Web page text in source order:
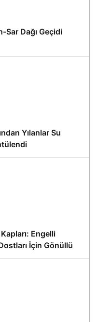
Dağı Geçidi
Yılanlar Su
Engelli
İçin Gönüllü